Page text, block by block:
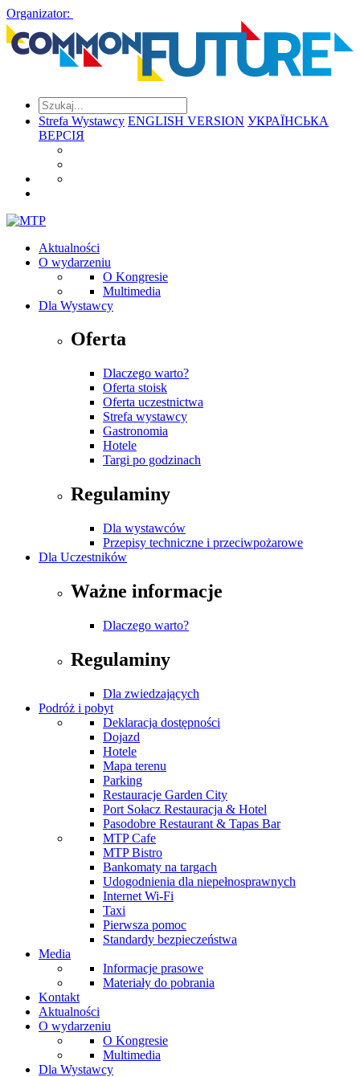
Organizator:
Strefa Wystawcy ENGLISH VERSION УКРАЇНСЬКА
ВЕРСІЯ
Aktualności
O wydarzeniu
O Kongresie
Multimedia
Dla Wystawcy
Oferta
Dlaczego warto?
Oferta stoisk
Oferta uczestnictwa
Strefa wystawcy
Gastronomia
Hotele
Targi po godzinach
Regulaminy
Dla wystawców
Przepisy techniczne i przeciwpożarowe
Dla Uczestników
Ważne informacje
Dlaczego warto?
Regulaminy
Dla zwiedzających
Podróż i pobyt
Deklaracja dostępności
Dojazd
Hotele
Mapa terenu
Parking
Restauracje Garden City
Port Sołacz Restauracja & Hotel
Pasodobre Restaurant & Tapas Bar
MTP Cafe
MTP Bistro
Bankomaty na targach
Udogodnienia dla niepełnosprawnych
Internet Wi-Fi
Taxi
Pierwsza pomoc
Standardy bezpieczeństwa
Media
Informacje prasowe
Materiały do pobrania
Kontakt
Aktualności
O wydarzeniu
O Kongresie
Multimedia
Dla Wystawcy